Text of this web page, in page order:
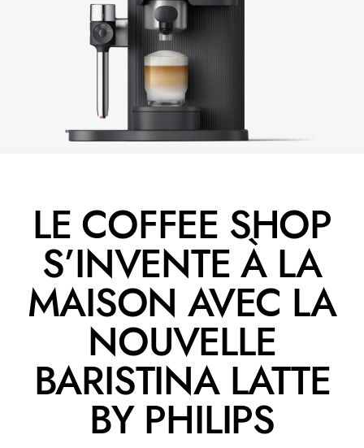
LE COFFEE SHOP
S’INVENTE À LA
MAISON AVEC LA
NOUVELLE
BARISTINA LATTE
BY PHILIPS